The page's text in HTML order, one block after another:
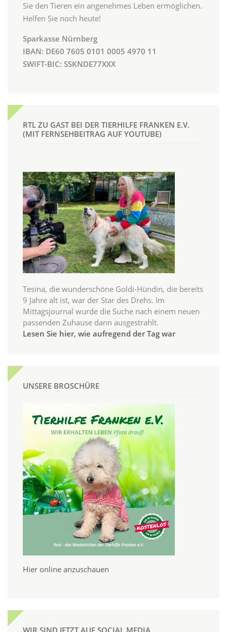
Sie den Tieren ein angenehmes Leben ermöglichen.
Helfen Sie noch heute!
Sparkasse Nürnberg
IBAN: DE60 7605 0101 0005 4970 11
SWIFT-BIC: SSKNDE77XXX
RTL ZU GAST BEI DER TIERHILFE FRANKEN E.V.
(MIT FERNSEHBEITRAG AUF YOUTUBE)
Tesina, die wunderschöne Goldi-Hündin, die bereits
9 Jahre alt ist, war der Star des Drehs. Im
Mittagsjournal wurde die Suche nach einem neuen
passenden Zuhause dann ausgestrahlt.
Lesen Sie hier, wie aufregend der Tag war
UNSERE BROSCHÜRE
Hier online anzuschauen
WIR SIND JETZT AUF SOCIAL MEDIA